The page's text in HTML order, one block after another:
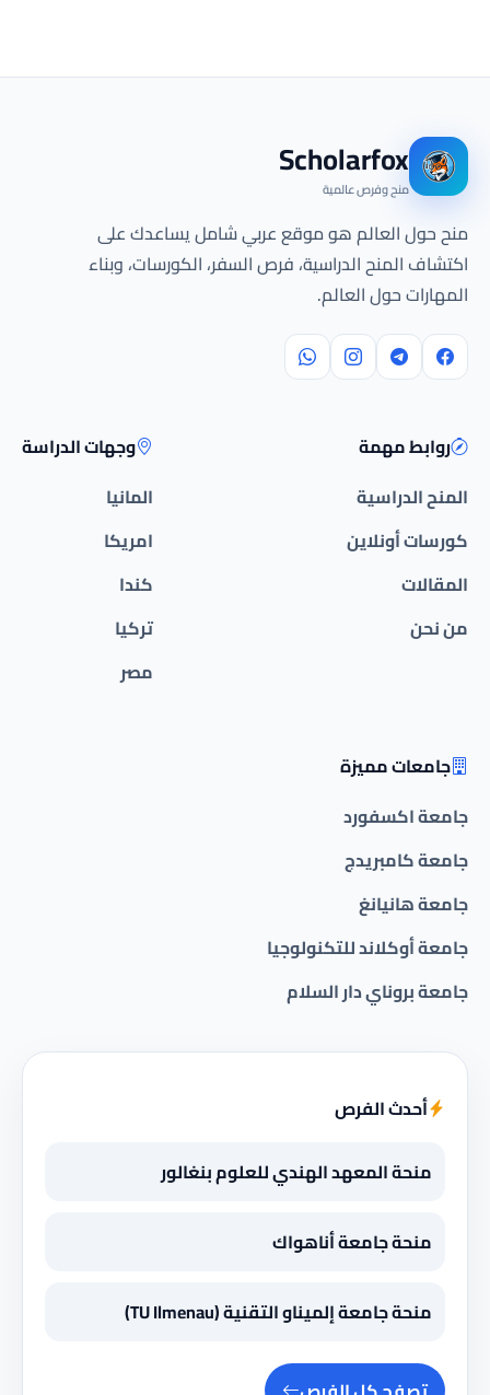
Scholarfox
منح وفرص عالمية
منح حول العالم هو موقع عربي شامل يساعدك على
اكتشاف المنح الدراسية، فرص السفر، الكورسات، وبناء
المهارات حول العالم.
روابط مهمة
المنح الدراسية
كورسات أونلاين
المقالات
من نحن
وجهات الدراسة
المانيا
امريكا
كندا
تركيا
مصر
جامعات مميزة
جامعة اكسفورد
جامعة كامبريدج
جامعة هانيانغ
جامعة أوكلاند للتكنولوجيا
جامعة بروناي دار السلام
أحدث الفرص
منحة المعهد الهندي للعلوم بنغالور
منحة جامعة أناهواك
منحة جامعة إلميناو التقنية (TU Ilmenau)